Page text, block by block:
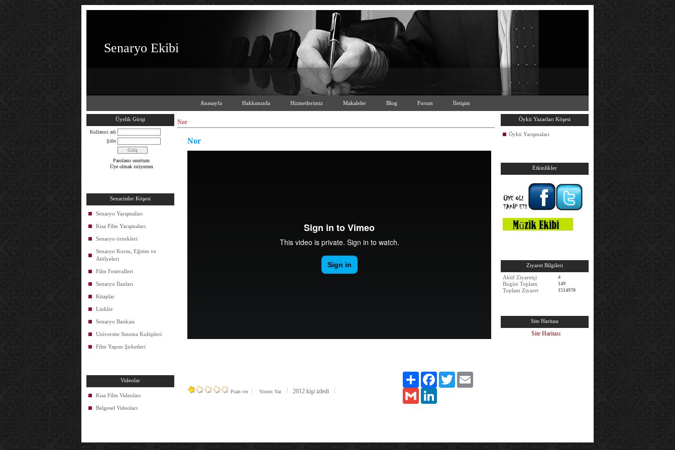
Senaryo Ekibi
Anasayfa Hakkımızda Hizmetlerimiz Makaleler Blog Forum İletişim
Üyelik Girişi
Kullanıcı adı
Şifre
Parolamı unuttum
Üye olmak istiyorum
Senaristler Köşesi
Senaryo Yarışmaları
Kısa Film Yarışmaları
Senaryo örnekleri
Senaryo Kursu, Eğitim ve
Atölyeleri
Film Festivalleri
Senaryo İlanları
Kitaplar
Linkler
Senaryo Bankası
Universite Sinema Kulüpleri
Film Yapım Şirketleri
Videolar
Kısa Film Videoları
Belgesel Videoları
Nor
Nor
Puan ver Yorum Yaz 2012 kişi izledi
Paylaş FacebookTwitter
Gmail
Öykü Yazarları Köşesi
Öykü Yarışmaları
Etkinlikler
Ziyaret Bilgileri
Aktif Ziyaretçi
4
Bugün Toplam 149
Toplam Ziyaret 1514970
Site Haritası
Site Haritası